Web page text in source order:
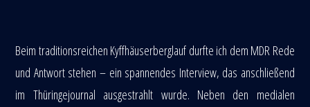
Beim traditionsreichen Kyffhäuserberglauf durfte ich dem MDR Rede
und Antwort stehen – ein spannendes Interview, das anschließend
im Thüringejournal ausgestrahlt wurde. Neben den medialen